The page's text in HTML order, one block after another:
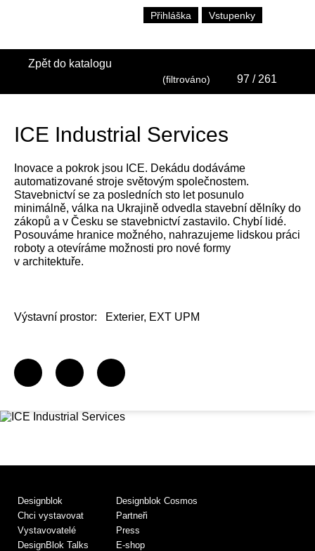
Přihláška Vstupenky
Zpět do katalogu
(filtrováno) 97 / 261
ICE Industrial Services
Inovace a pokrok jsou ICE. Dekádu dodáváme
automatizované stroje světovým společnostem.
Stavebnictví se za posledních sto let posunulo
minimálně, válka na Ukrajině odvedla stavební dělníky do
zákopů a v Česku se stavebnictví zastavilo. Chybí lidé.
Posouváme hranice možného, nahrazujeme lidskou práci
roboty a otevíráme možnosti pro nové formy
v architektuře.
Výstavní prostor: Exterier, EXT UPM
Designblok
Chci vystavovat
Vystavovatelé
DesignBlok Talks
Designblok Cosmos
Partneři
Press
E-shop